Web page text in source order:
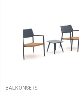
BALKONSETS